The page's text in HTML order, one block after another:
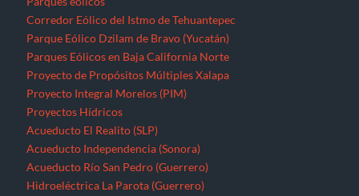
Corredor Eólico del Istmo de Tehuantepec
Parque Eólico Dzilam de Bravo (Yucatán)
Parques Eólicos en Baja California Norte
Proyecto de Propósitos Múltiples Xalapa
Proyecto Integral Morelos (PIM)
Proyectos Hídricos
Acueducto El Realito (SLP)
Acueducto Independencia (Sonora)
Acueducto Río San Pedro (Guerrero)
Hidroeléctrica La Parota (Guerrero)